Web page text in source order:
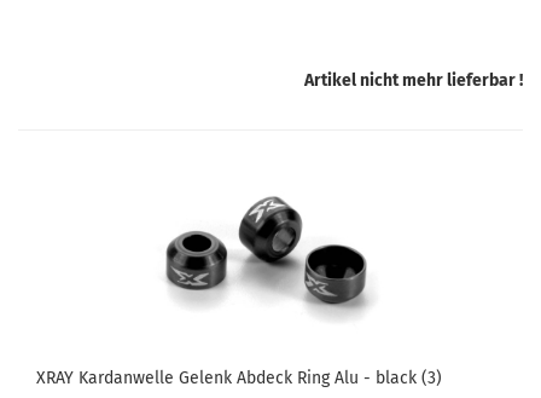
Artikel nicht mehr lieferbar !
XRAY Kardanwelle Gelenk Abdeck Ring Alu - black (3)